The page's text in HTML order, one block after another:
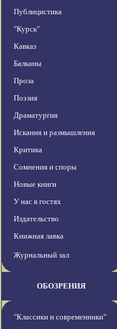
Публицистика
"Курск"
Кавказ
Балканы
Проза
Поэзия
Драматургия
Искания и размышления
Критика
Сомнения и споры
Новые книги
У нас в гостях
Издательство
Книжная лавка
Журнальный зал
ОБОЗРЕНИЯ
"Классики и современники"